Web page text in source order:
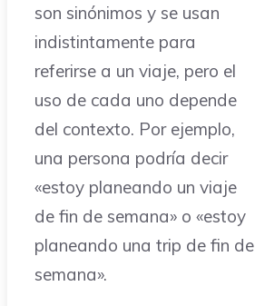
son sinónimos y se usan
indistintamente para
referirse a un viaje, pero el
uso de cada uno depende
del contexto. Por ejemplo,
una persona podría decir
«estoy planeando un viaje
de fin de semana» o «estoy
planeando una trip de fin de
semana».